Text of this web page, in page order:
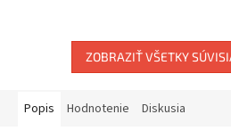
ZOBRAZIŤ VŠETKY
Popis Hodnotenie Diskusia